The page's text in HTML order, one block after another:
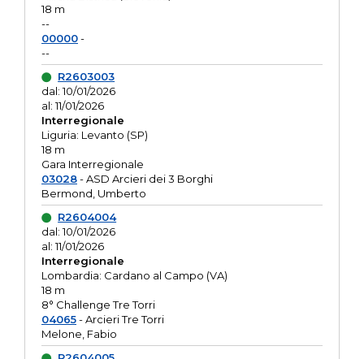
18 m
--
00000-
--
R2603003
dal: 10/01/2026
al: 11/01/2026
Interregionale
Liguria: Levanto (SP)
18 m
Gara Interregionale
03028- ASD Arcieri dei 3 Borghi
Bermond, Umberto
R2604004
dal: 10/01/2026
al: 11/01/2026
Interregionale
Lombardia: Cardano al Campo (VA)
18 m
8° Challenge Tre Torri
04065- Arcieri Tre Torri
Melone, Fabio